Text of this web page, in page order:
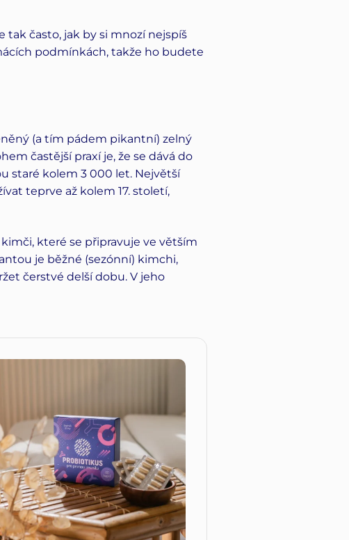
tak často, jak by si mnozí nejspíš
podmínkách, takže ho budete
(a tím pádem pikantní) zelný
častější praxí je, že se dává do
staré kolem 3 000 let. Největší
teprve až kolem 17. století,
které se připravuje ve větším
je běžné (sezónní) kimchi,
čerstvé delší dobu. V jeho